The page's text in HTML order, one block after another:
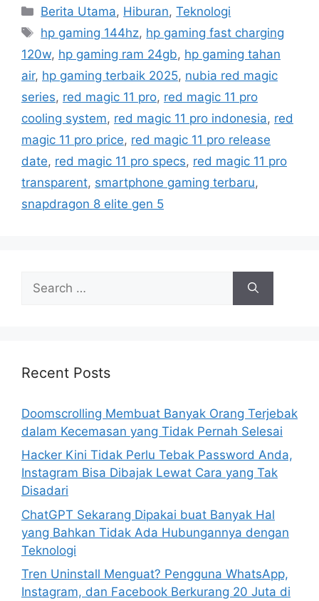
C
a
e
g
o
r
e
s
Berita Utama, Hiburan,Teknologi
T
a
s
hp gaming 144hz, hp gaming fast charging
120w, hp gaming ram 24gb, hp gaming tahan
air, hp gaming terbaik 2025, nubia red magic
series, red magic 11 pro, red magic 11 pro
cooling system, red magic 11 pro indonesia, red
magic 11 pro price, red magic 11 pro release
date, red magic 11 pro specs, red magic 11 pro
transparent, smartphone gaming terbaru,
snapdragon 8 elite gen 5
h
r
:
Recent Posts
Doomscrolling Membuat Banyak Orang Terjebak
dalam Kecemasan yang Tidak Pernah Selesai
Hacker Kini Tidak Perlu Tebak Password Anda,
Instagram Bisa Dibajak Lewat Cara yang Tak
Disadari
ChatGPT Sekarang Dipakai buat Banyak Hal
yang Bahkan Tidak Ada Hubungannya dengan
Teknologi
Tren Uninstall Menguat? Pengguna WhatsApp,
Instagram, dan Facebook Berkurang 20 Juta di